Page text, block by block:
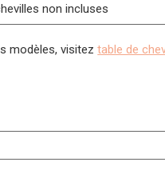
non incluses
modèles, visiteztable de